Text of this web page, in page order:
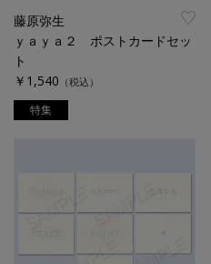
藤原弥生
ｙａｙａ２ ポストカードセッ
ト
￥1,540 （税込）
特集